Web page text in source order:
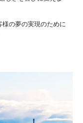
の夢の実現のために